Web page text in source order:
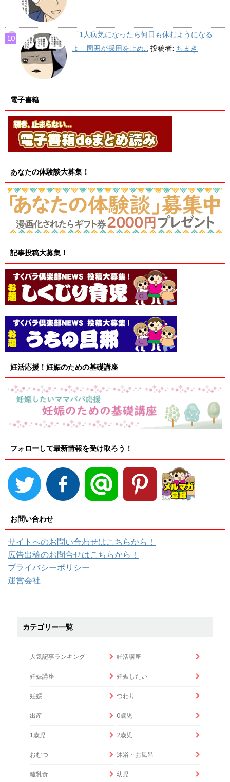
「1人病気になったら何日も休むようになる
よ」周囲が採用を止め... 投稿者: ちまき
電子書籍
あなたの体験談大募集！
記事投稿大募集！
妊活応援！妊娠のための基礎講座
フォローして最新情報を受け取ろう！
お問い合わせ
サイトへのお問い合わせはこちらから！
広告出稿のお問合せはこちらから！
プライバシーポリシー
運営会社
カテゴリー一覧
人気記事ランキング 妊活講座
妊娠講座 妊娠したい
妊娠 つわり
出産 0歳児
1歳児 2歳児
おむつ 沐浴・お風呂
離乳食 幼児